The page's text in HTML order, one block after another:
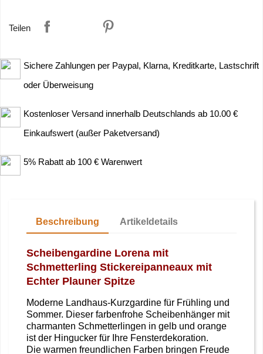
Teilen
Sichere Zahlungen per Paypal, Klarna, Kreditkarte, Lastschrift
oder Überweisung
Kostenloser Versand innerhalb Deutschlands ab 10.00 €
Einkaufswert (außer Paketversand)
5% Rabatt ab 100 € Warenwert
Beschreibung Artikeldetails
Scheibengardine Lorena mit
Schmetterling Stickereipanneaux mit
Echter Plauner Spitze
Moderne Landhaus-Kurzgardine für Frühling und
Sommer. Dieser farbenfrohe Scheibenhänger mit
charmanten Schmetterlingen in gelb und orange
ist der Hingucker für Ihre Fensterdekoration.
Die warmen freundlichen Farben bringen Freude